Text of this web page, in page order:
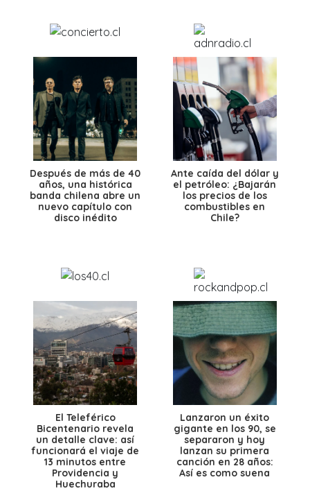
Después de más de 40
años, una histórica
banda chilena abre un
nuevo capítulo con
disco inédito
Ante caída del dólar y
el petróleo: ¿Bajarán
los precios de los
combustibles en
Chile?
El Teleférico
Bicentenario revela
un detalle clave: así
funcionará el viaje de
13 minutos entre
Providencia y
Huechuraba
Lanzaron un éxito
gigante en los 90, se
separaron y hoy
lanzan su primera
canción en 28 años:
Así es como suena